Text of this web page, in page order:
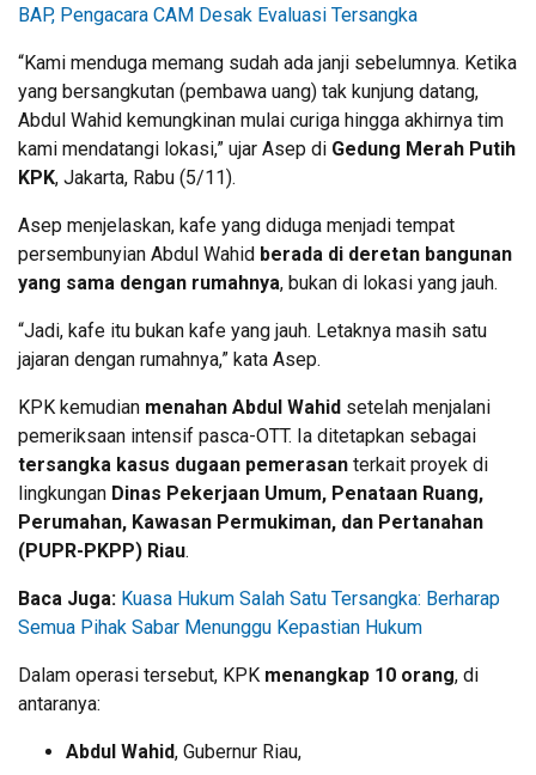
BAP, Pengacara CAM Desak Evaluasi Tersangka
“Kami menduga memang sudah ada janji sebelumnya. Ketika
yang bersangkutan (pembawa uang) tak kunjung datang,
Abdul Wahid kemungkinan mulai curiga hingga akhirnya tim
kami mendatangi lokasi,” ujar Asep di Gedung Merah Putih
KPK, Jakarta, Rabu (5/11).
Asep menjelaskan, kafe yang diduga menjadi tempat
persembunyian Abdul Wahid berada di deretan bangunan
yang sama dengan rumahnya, bukan di lokasi yang jauh.
“Jadi, kafe itu bukan kafe yang jauh. Letaknya masih satu
jajaran dengan rumahnya,” kata Asep.
KPK kemudian menahan Abdul Wahid setelah menjalani
pemeriksaan intensif pasca-OTT. Ia ditetapkan sebagai
tersangka kasus dugaan pemerasan terkait proyek di
lingkungan Dinas Pekerjaan Umum, Penataan Ruang,
Perumahan, Kawasan Permukiman, dan Pertanahan
(PUPR-PKPP) Riau.
Baca Juga: Kuasa Hukum Salah Satu Tersangka: Berharap
Semua Pihak Sabar Menunggu Kepastian Hukum
Dalam operasi tersebut, KPK menangkap 10 orang, di
antaranya:
Abdul Wahid, Gubernur Riau,